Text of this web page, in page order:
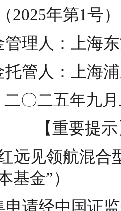
（2025年第1号）
金管理人：上
金托管人：上
二〇二五
【重要
基金”）
申请经中国证